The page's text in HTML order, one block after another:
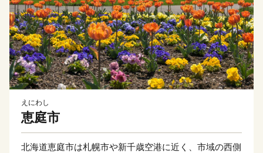
えにわし
恵庭市
北海道恵庭市は札幌市や新千歳空港に近く、市域の西側